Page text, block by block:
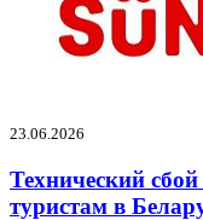
23.06.2026
Технический
туристам в